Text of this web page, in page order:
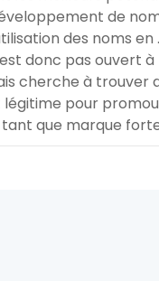
de
des noms en
donc pas ouvert
cherche à trouver
légitime pour
tant que marque